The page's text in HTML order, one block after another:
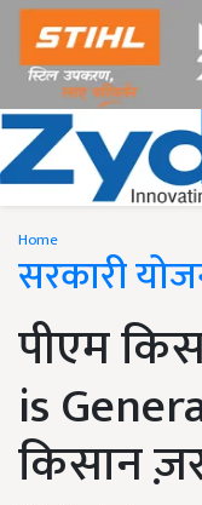
Home
सरकारी
पीएम
is
किसान